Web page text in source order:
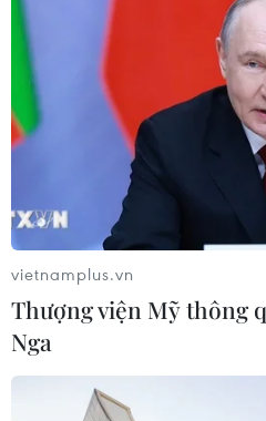
Phép thử sức chống chịu
ASEAN
07/08/2026 12:35
Thuế polysilicon: Doanh
Quốc tại Mỹ có lợi thế
Tầm nhìn bán dẫn của
từ thế mạnh sẵn có lên nấc
vietnamplus.vn
Thượng viện Mỹ thông
Nga